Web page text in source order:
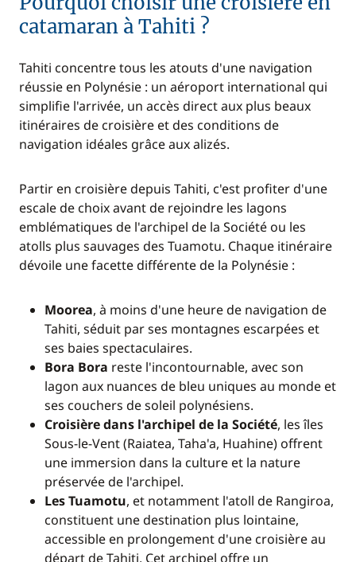
catamaran à Tahiti ?
Tahiti concentre tous les atouts d'une navigation
réussie en Polynésie : un aéroport international qui
simplifie l'arrivée, un accès direct aux plus beaux
itinéraires de croisière et des conditions de
navigation idéales grâce aux alizés.
Partir en croisière depuis Tahiti, c'est profiter d'une
escale de choix avant de rejoindre les lagons
emblématiques de l'archipel de la Société ou les
atolls plus sauvages des Tuamotu. Chaque itinéraire
dévoile une facette différente de la Polynésie :
Moorea, à moins d'une heure de navigation de
Tahiti, séduit par ses montagnes escarpées et
ses baies spectaculaires.
Bora Bora reste l'incontournable, avec son
lagon aux nuances de bleu uniques au monde et
ses couchers de soleil polynésiens.
Croisière dans l'archipel de la Société, les îles
Sous-le-Vent (Raiatea, Taha'a, Huahine) offrent
une immersion dans la culture et la nature
préservée de l'archipel.
Les Tuamotu, et notamment l'atoll de Rangiroa,
constituent une destination plus lointaine,
accessible en prolongement d'une croisière au
départ de Tahiti. Cet archipel offre un